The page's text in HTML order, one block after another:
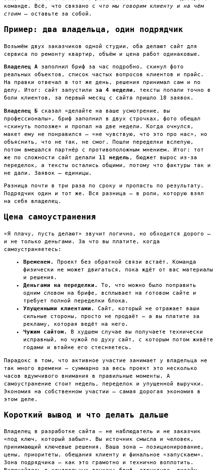
команде. Всё, что связано с что мы говорим клиенту и на чём
стоим — оставьте за собой.
Пример: два владельца, один подрядчик
Возьмём двух заказчиков одной студии, оба делают сайт для
сервиса по ремонту квартир, объём и цена работ одинаковые.
Владелец А заполнил бриф за час подробно, скинул фото
реальных объектов, список частых вопросов клиентов и прайс.
На правки отвечал в тот же день, решения принимал сам и по
делу. Итог: сайт запустили за 4 недели , тексты попали точно в
боли клиентов, за первый месяц с сайта пришло 18 заявок.
Владелец Б сказал «делайте на ваше усмотрение, вы
профессионалы», бриф заполнил в двух строчках, фото обещал
«скинуть попозже» и пропал на две недели. Когда очнулся,
макет ему не понравился — «не чувствую, что это про нас», но
объяснить, что не так, не смог. Пошли переделки вслепую,
потом вмешался партнёр с противоположным мнением. Итог: тот
же по сложности сайт делали 11 недель , бюджет вырос из-за
переделок, а тексты остались общими, потому что фактуры так и
не дали. Заявок — единицы.
Разница почти в три раза по сроку и пропасть по результату.
Подрядчик один и тот же. Вся разница — в роли, которую взял
на себя владелец.
Цена самоустранения
«Я плачу, пусть делают» звучит логично, но обходится дорого —
и не только деньгами. За что вы платите, когда
самоустраняетесь:
Временем.
Проект без обратной связи встаёт. Команда
физически не может двигаться, пока ждёт от вас материалы
и решения.
Деньгами на переделки.
То, что можно было поправить
одним словом на брифе, всплывает на готовом сайте и
требует полной переделки блока.
Упущенными клиентами.
Сайт, который не отражает ваши
сильные стороны, просто не продаёт — а вы платите за
рекламу, которая ведёт на него.
Чужим сайтом.
В худшем случае вы получаете технически
исправный, но чужой по духу сайт, с которым потом живёте
годами и втайне его стесняетесь.
Парадокс в том, что активное участие занимает у владельца не
так много времени — суммарно за весь проект это несколько
часов вдумчивого внимания в правильные моменты. А
самоустранение стоит недель, переделок и упущенной выручки.
Экономия на собственном участии — самая дорогая экономия в
этом деле.
Короткий вывод и что делать дальше
Владелец в разработке сайта — не наблюдатель и не заказчик
«под ключ, который забыл». Вы источник смысла и человек,
принимающий ключевые решения. Ваша зона — позиционирование,
цены, приоритеты, обещания клиенту и финальное «запускаем».
Зона подрядчика — как это грамотно и технично воплотить.